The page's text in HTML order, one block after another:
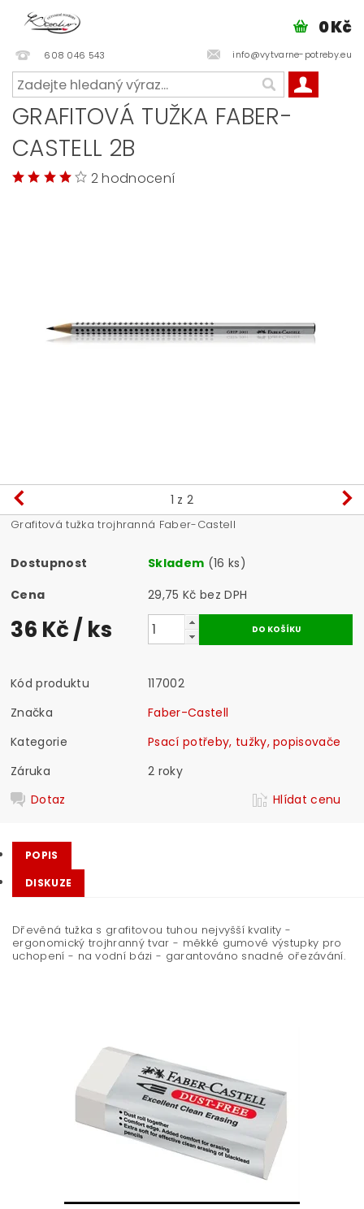
608 046 543 info@vytvarne-potreby.eu
0 Kč
GRAFITOVÁ TUŽKA FABER-
CASTELL 2B
2 hodnocení
1 z 2
Grafitová tužka trojhranná Faber-Castell
Dostupnost Skladem (16 ks)
Cena
29,75 Kč bez DPH
36 Kč/ ks
Kód produktu
117002
Značka
Faber-Castell
Kategorie
Psací potřeby, tužky, popisovače
Záruka
2 roky
Dotaz
Hlídat cenu
POPIS
DISKUZE
Dřevěná tužka s grafitovou tuhou nejvyšší kvality -
ergonomický trojhranný tvar - měkké gumové výstupky pro
uchopení - na vodní bázi - garantováno snadné ořezávání.